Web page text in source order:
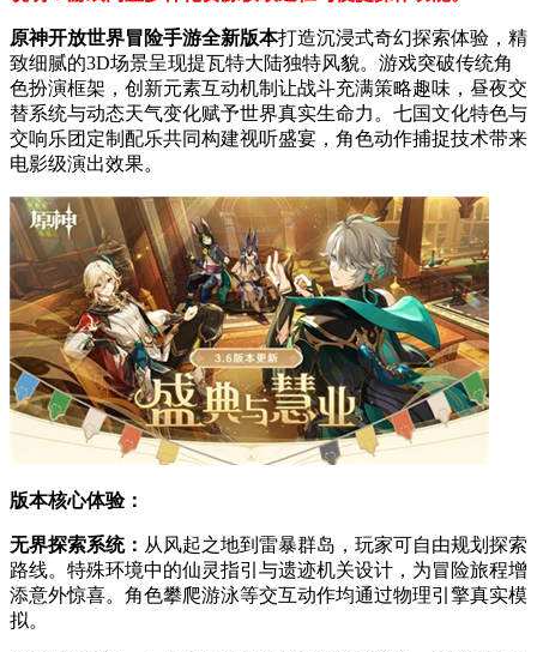
原神开放世界冒险手游全新版本打造沉浸式奇幻探索体验，精
致细腻的3D场景呈现提瓦特大陆独特风貌。游戏突破传统角
色扮演框架，创新元素互动机制让战斗充满策略趣味，昼夜交
替系统与动态天气变化赋予世界真实生命力。七国文化特色与
交响乐团定制配乐共同构建视听盛宴，角色动作捕捉技术带来
电影级演出效果。
版本核心体验：
无界探索系统： 从风起之地到雷暴群岛，玩家可自由规划探索
路线。特殊环境中的仙灵指引与遗迹机关设计，为冒险旅程增
添意外惊喜。角色攀爬游泳等交互动作均通过物理引擎真实模
拟。